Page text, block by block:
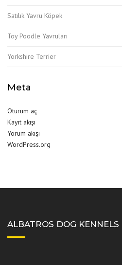
Satılık Yavru Köpek
Toy Poodle Yavruları
Yorkshire Terrier
Meta
Oturum aç
Kayıt akışı
Yorum akışı
WordPress.org
ALBATROS DOG KENNELS